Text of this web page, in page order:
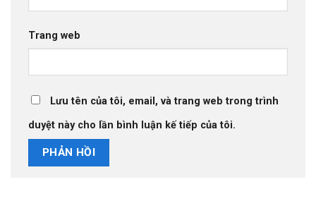
Trang web
Lưu tên của tôi, email, và trang web trong trình
duyệt này cho lần bình luận kế tiếp của tôi.